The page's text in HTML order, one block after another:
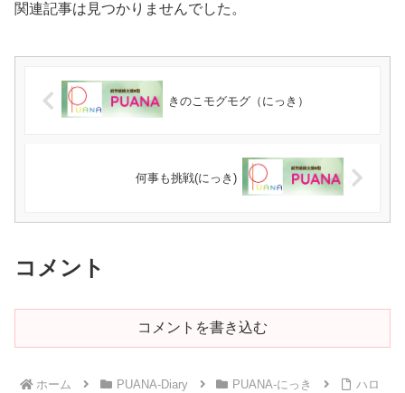
関連記事は見つかりませんでした。
きのこモグモグ（にっき）
何事も挑戦(にっき)
コメント
コメントを書き込む
ホーム PUANA-Diary PUANA-にっき
ハロ